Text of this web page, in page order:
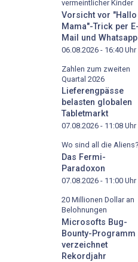
vermeintlicher Kinder
Vorsicht vor "Hallo
Mama"-Trick per
Mail und Whatsapp
06.08.2026 - 16:40 Uhr
Zahlen zum zweiten
Quartal 2026
Lieferengpässe
belasten globalen
Tabletmarkt
07.08.2026 - 11:08 Uhr
Wo sind all die Aliens?
Das Fermi-
Paradoxon
07.08.2026 - 11:00 Uhr
20 Millionen Dollar an
Belohnungen
Microsofts Bug-
Bounty-Programm
verzeichnet
Rekordjahr